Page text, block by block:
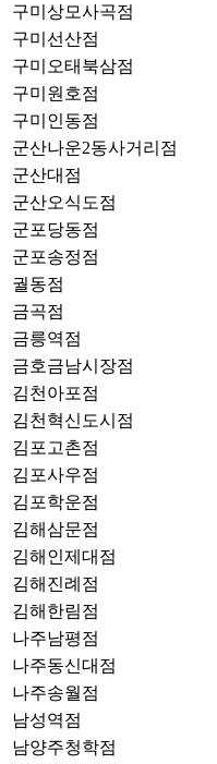
구미상모사곡점
구미선산점
구미오태북삼점
구미원호점
구미인동점
군산나운2동사거리점
군산대점
군산오식도점
군포당동점
군포송정점
궐동점
금곡점
금릉역점
금호금남시장점
김천아포점
김천혁신도시점
김포고촌점
김포사우점
김포학운점
김해삼문점
김해인제대점
김해진례점
김해한림점
나주남평점
나주동신대점
나주송월점
남성역점
남양주청학점